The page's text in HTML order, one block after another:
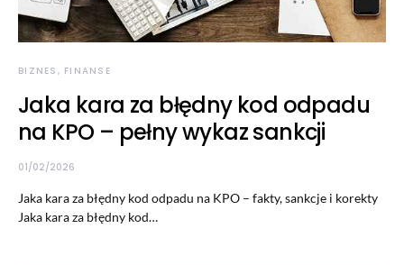
BIZNES, FINANSE
Jaka kara za błędny kod odpadu
na KPO – pełny wykaz sankcji
01/02/2026
Jaka kara za błędny kod odpadu na KPO – fakty, sankcje i korekty
Jaka kara za błędny kod…